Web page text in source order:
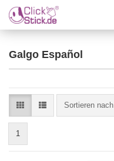
Galgo Español
Sortieren nach
1